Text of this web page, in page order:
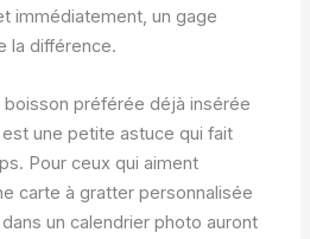
immédiatement, un gage
la différence.
préférée déjà insérée
une petite astuce qui fait
Pour ceux qui aiment
carte à gratter personnalisée
un calendrier photo auront